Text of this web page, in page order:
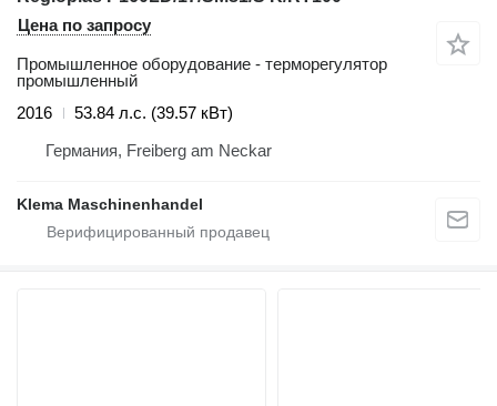
Цена по запросу
Промышленное оборудование - терморегулятор
промышленный
2016
53.84 л.с. (39.57 кВт)
Германия, Freiberg am Neckar
Klema Maschinenhandel